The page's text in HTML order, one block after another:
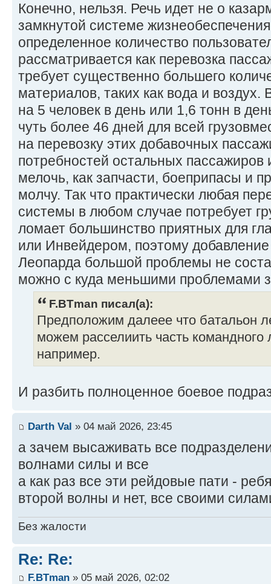
Конечно, нельзя. Речь идет не о
замкнутой системе
определенное количество
рассматривается как перевозка
требует существенно большего
материалов, таких как вода и
на 5 человек в день или 1,6 тонн в
чуть более 46 дней для всей
на перевозку этих добавочных
потребностей остальных
мелочь, как запчасти, боеприпасы и
молчу. Так что практически любая
системы в любом случае потребует
ломает большинство приятных для
или Инвейдером, поэтому
Леопарда большой проблемы не
можно с куда меньшими проблемами
F.BTman писал(а):
Предположим далеее что батальон
можем расселиить часть
например.
И разбить полноценное боевое
Darth Val » 04 май 2026, 23:45
а зачем высаживать все
волнами силы и все
а как раз все эти рейдовые пати -
второй волны и нет, все своими
Без жалости
Re: Re:
F.BTman » 05 май 2026, 02:02